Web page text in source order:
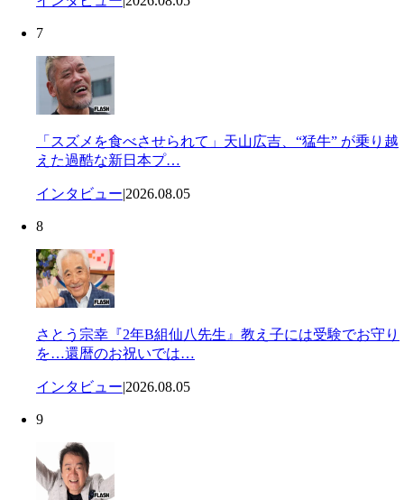
7
「スズメを食べさせられて」天山広吉、“猛牛” が乗り越
えた過酷な新日本プ…
インタビュー|2026.08.05
8
さとう宗幸『2年B組仙八先生』教え子には受験でお守り
を…還暦のお祝いでは…
インタビュー|2026.08.05
9